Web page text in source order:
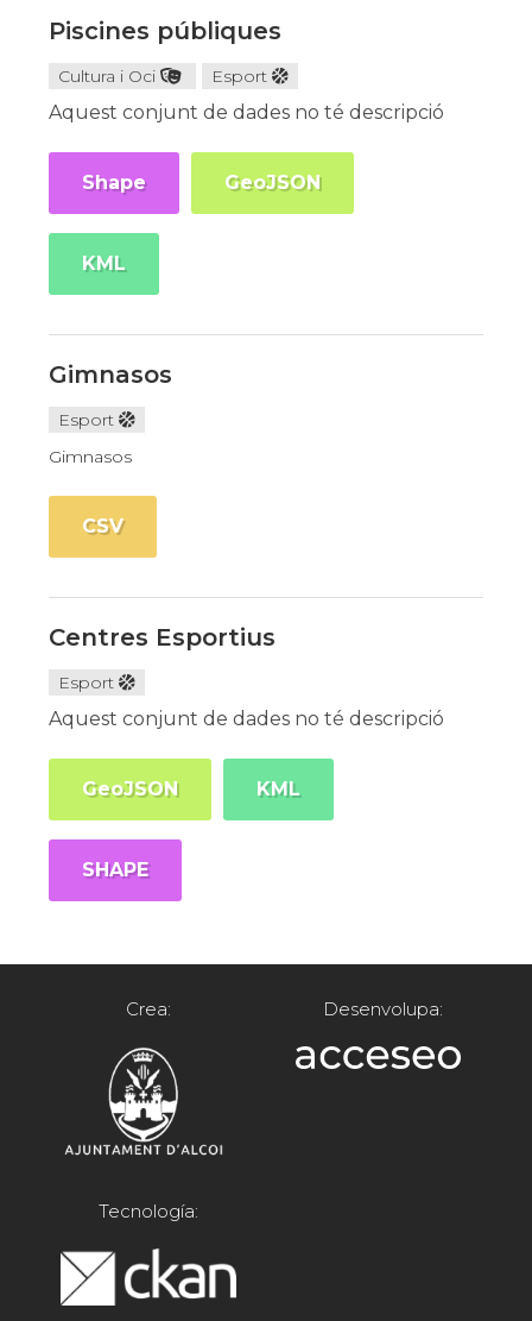
Piscines públiques
Cultura i Oci Esport
Aquest conjunt de dades no té descripció
Shape GeoJSON
KML
Gimnasos
Esport
Gimnasos
CSV
Centres Esportius
Esport
Aquest conjunt de dades no té descripció
GeoJSON KML
SHAPE
Crea: Desenvolupa:
Tecnología: